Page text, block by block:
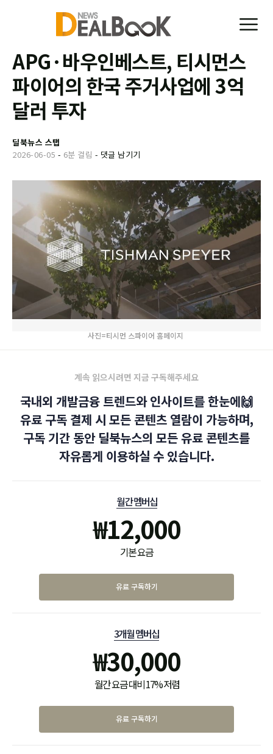
APG·바우인베스트, 티시먼스
파이어의 한국 주거사업에 3억
달러 투자
딜북뉴스 스탭
2026-06-05 - 6분 걸림 - 댓글 남기기
사진=티시먼 스파이어 홈페이지
계속 읽으시려면 지금 구독해주세요
국내외 개발금융 트렌드와 인사이트를 한눈에🙌
유료 구독 결제 시 모든 콘텐츠 열람이 가능하며,
구독 기간 동안 딜북뉴스의 모든 유료 콘텐츠를
자유롭게 이용하실 수 있습니다.
월간 멤버십
₩12,000
기본 요금
유료 구독하기
3개월 멤버십
₩30,000
월간 요금 대비 17% 저렴
유료 구독하기